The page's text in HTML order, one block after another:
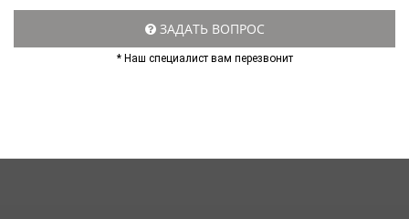
ЗАДАТЬ ВОПРОС
* Наш специалист вам перезвонит